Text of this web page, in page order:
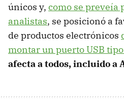
únicos y, como se preveía
analistas, se posicionó a
de productos electrónicos
montar un puerto USB
afecta a todos, incluido a